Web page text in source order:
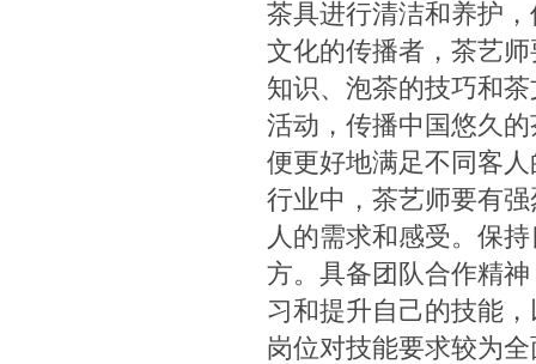
茶具进行清洁和养护
文化的传播者，茶艺
知识、泡茶的技巧和
活动，传播中国悠久
便更好地满足不同客
行业中，茶艺师要有
人的需求和感受。保
方。具备团队合作精
习和提升自己的技能
岗位对技能要求较为